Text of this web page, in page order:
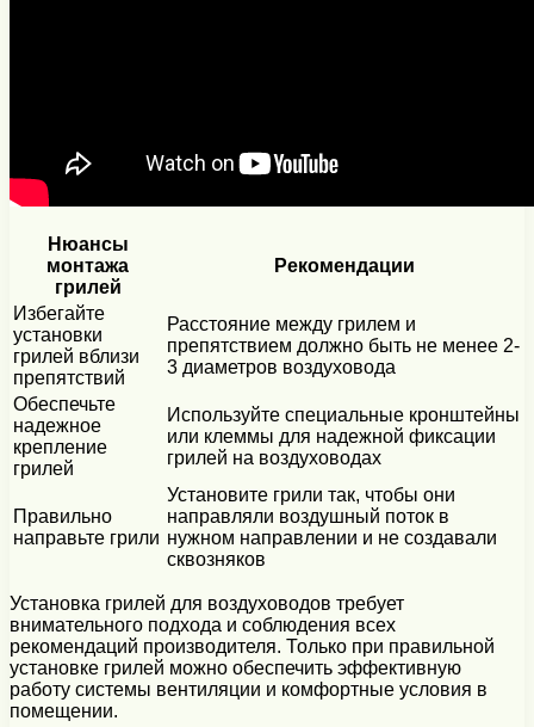
Нюансы
монтажа
грилей
Рекомендации
Избегайте
установки
грилей вблизи
препятствий
Расстояние между грилем и
препятствием должно быть не менее 2-
3 диаметров воздуховода
Обеспечьте
надежное
крепление
грилей
Используйте специальные кронштейны
или клеммы для надежной фиксации
грилей на воздуховодах
Правильно
направьте грили
Установите грили так, чтобы они
направляли воздушный поток в
нужном направлении и не создавали
сквозняков
Установка грилей для воздуховодов требует
внимательного подхода и соблюдения всех
рекомендаций производителя. Только при правильной
установке грилей можно обеспечить эффективную
работу системы вентиляции и комфортные условия в
помещении.